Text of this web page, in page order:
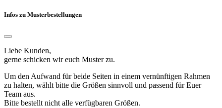
Infos zu Musterbestellungen
Liebe Kunden,
gerne schicken wir euch Muster zu.
Um den Aufwand für beide Seiten in einem vernünftigen Rahmen
zu halten, wählt bitte die Größen sinnvoll und passend für Euer
Team aus.
Bitte bestellt nicht alle verfügbaren Größen.